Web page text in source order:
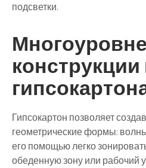
подсветки.
конструкции
Гипсокартон позволяет
геометрические формы:
его помощью легко
обеденную зону или рабочий